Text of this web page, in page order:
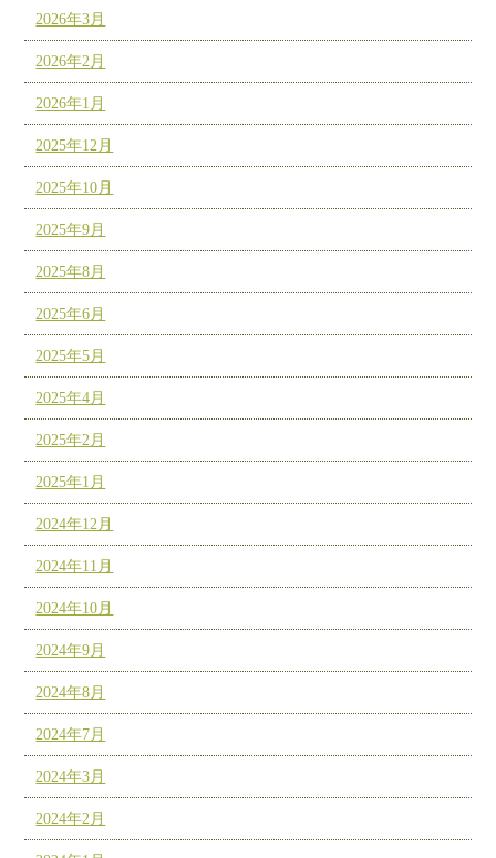
2026年3月
2026年2月
2026年1月
2025年12月
2025年10月
2025年9月
2025年8月
2025年6月
2025年5月
2025年4月
2025年2月
2025年1月
2024年12月
2024年11月
2024年10月
2024年9月
2024年8月
2024年7月
2024年3月
2024年2月